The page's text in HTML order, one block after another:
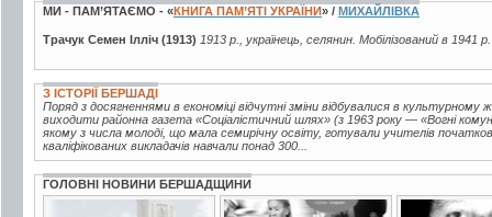
МИ - ПАМ’ЯТАЄМО - «КНИГА ПАМ’ЯТІ УКРАЇНИ» / МИХАЙЛІВКА
Трачук Семен Ілліч (1913) 1913 р., українець, селянин. Мобілізований в 1941
З ІСТОРІЇ БЕРШАДІ
Поряд з досягненнями в економіці відчутні зміни відбувалися в
виходити районна газета «Соціалістичний шлях» (з 1963 року — «Вогні
якому з числа молоді, що мала семирічну освіту, готували учителів
кваліфікованих викладачів навчали понад 300...
ГОЛОВНІ НОВИНИ БЕРШАДЩИНИ